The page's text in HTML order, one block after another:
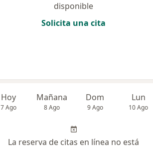
disponible
Solicita una cita
Hoy
7 Ago
Mañana
8 Ago
Dom
9 Ago
Lun
10 Ago
La reserva de citas en línea no está